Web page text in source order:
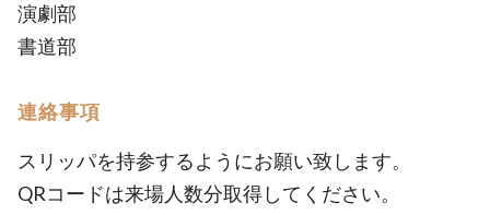
演劇部
書道部
連絡事項
スリッパを持参するようにお願い致します。
QRコードは来場人数分取得してください。